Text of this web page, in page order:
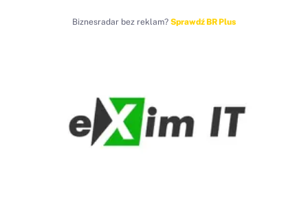
Biznesradar bez reklam? Sprawdź BR Plus